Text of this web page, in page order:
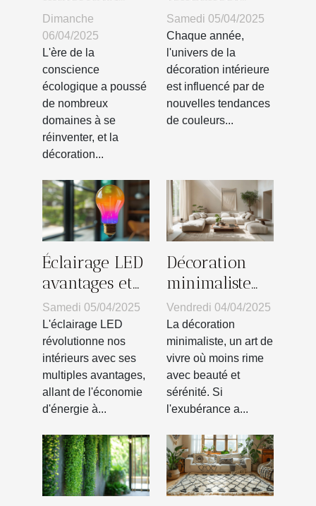
durables dans
la décoration
intérieure
tendances et
avantages
Dimanche
06/04/2025
L'ère de la
conscience
écologique a poussé
de nombreux
domaines à se
réinventer, et la
décoration...
pour la
décoration
intérieure de
2023
Samedi 05/04/2025
Chaque année,
l'univers de la
décoration intérieure
est influencé par de
nouvelles tendances
de couleurs...
Éclairage LED
avantages et
idées
d'installation
pour la
maison
Samedi 05/04/2025
L'éclairage LED
révolutionne nos
intérieurs avec ses
multiples avantages,
allant de l'économie
d'énergie à...
Décoration
minimaliste
secrets d'une
maison
épurée et
élégante
Vendredi 04/04/2025
La décoration
minimaliste, un art de
vivre où moins rime
avec beauté et
sérénité. Si
l'exubérance a...